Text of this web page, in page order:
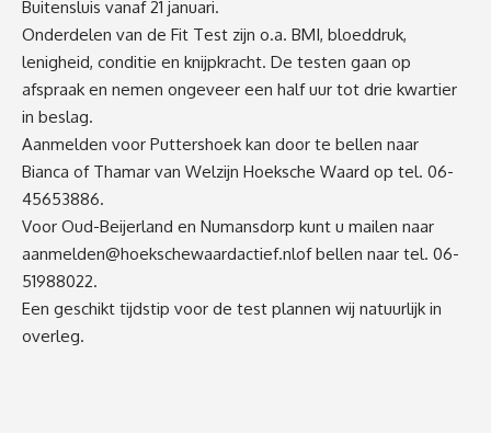
Buitensluis vanaf 21 januari.
Onderdelen van de Fit Test zijn o.a. BMI, bloeddruk,
lenigheid, conditie en knijpkracht. De testen gaan op
afspraak en nemen ongeveer een half uur tot drie kwartier
in beslag.
Aanmelden voor Puttershoek kan door te bellen naar
Bianca of Thamar van Welzijn Hoeksche Waard op tel. 06-
45653886.
Voor Oud-Beijerland en Numansdorp kunt u mailen naar
aanmelden@hoekschewaardactief.nlof bellen naar tel. 06-
51988022.
Een geschikt tijdstip voor de test plannen wij natuurlijk in
overleg.